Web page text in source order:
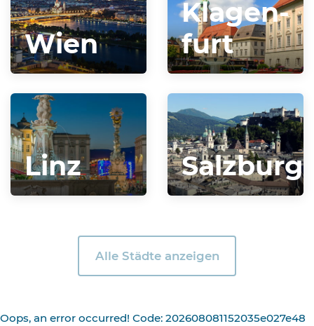
Wien
Klagen­
furt
Linz Salzburg
Alle Städte anzeigen
Oops, an error occurred! Code: 202608081152035e027e48